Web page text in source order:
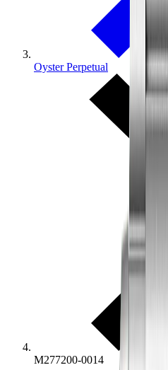
Oyster Perpetual
M277200-0014